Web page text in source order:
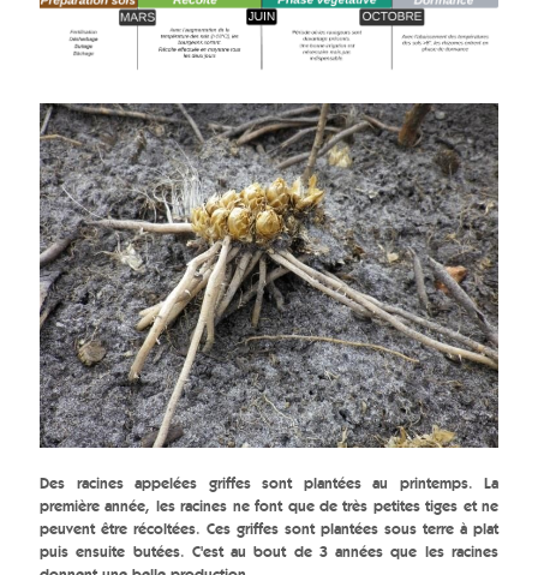
Des racines appelées griffes sont plantées au printemps. La
première année, les racines ne font que de très petites tiges et ne
peuvent être récoltées. Ces griffes sont plantées sous terre à plat
puis ensuite butées. C'est au bout de 3 années que les racines